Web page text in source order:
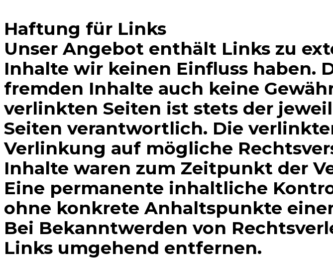
Haftung für Links
Unser Angebot enthält Links zu
Inhalte wir keinen Einfluss haben.
fremden Inhalte auch keine
verlinkten Seiten ist stets der
Seiten verantwortlich. Die
Verlinkung auf mögliche
Inhalte waren zum Zeitpunkt der
Eine permanente inhaltliche
ohne konkrete Anhaltspunkte
Bei Bekanntwerden von
Links umgehend entfernen.